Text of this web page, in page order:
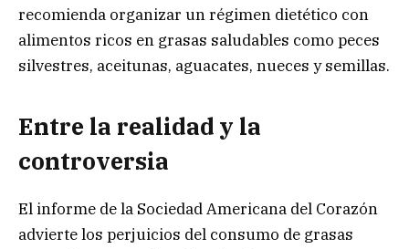
recomienda organizar un régimen dietético con
alimentos ricos en grasas saludables como peces
silvestres, aceitunas, aguacates, nueces y semillas.
Entre la realidad y la
controversia
El informe de la Sociedad Americana del Corazón
advierte los perjuicios del consumo de grasas